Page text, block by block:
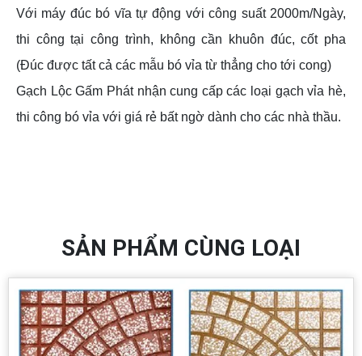
Với máy đúc bó vĩa tự động với công suất 2000m/Ngày,
thi công tại công trình, không cần khuôn đúc, cốt pha
(Đúc được tất cả các mẫu bó vỉa từ thẳng cho tới cong)
Gạch Lộc Gấm Phát nhận cung cấp các loại gạch vỉa hè,
thi công bó vỉa với giá rẻ bất ngờ dành cho các nhà thầu.
SẢN PHẨM CÙNG LOẠI